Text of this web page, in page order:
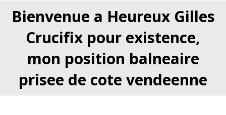
Bienvenue a Heureux Gilles
Crucifix pour existence,
mon position balneaire
prisee de cote vendeenne